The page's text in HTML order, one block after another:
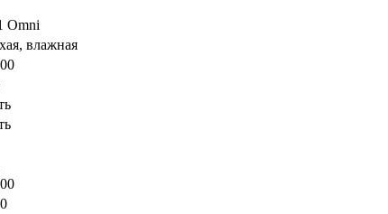
Omni
влажная